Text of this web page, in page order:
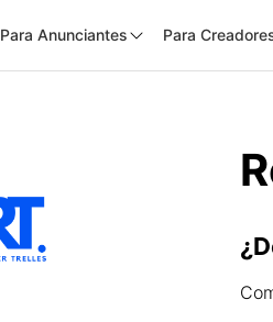
Para Anunciantes Para